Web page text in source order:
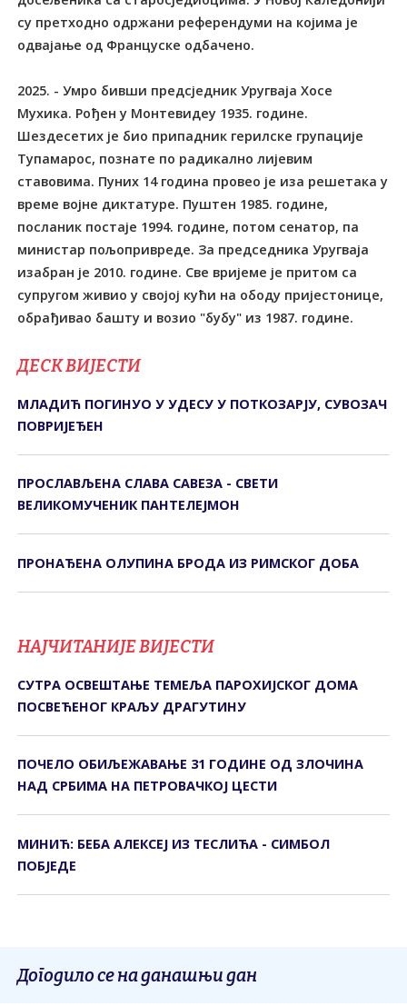
ДЕСК ВИЈЕСТИ
МЛАДИЋ ПОГИНУО У УДЕСУ У ПОТКОЗАРЈУ, СУВОЗАЧ
ПОВРИЈЕЂЕН
ПРОСЛАВЉЕНА СЛАВА САВЕЗА - СВЕТИ
ВЕЛИКОМУЧЕНИК ПАНТЕЛЕЈМОН
ПРОНАЂЕНА ОЛУПИНА БРОДА ИЗ РИМСКОГ ДОБА
НАЈЧИТАНИЈЕ ВИЈЕСТИ
СУТРА ОСВЕШТАЊЕ ТЕМЕЉА ПАРОХИЈСКОГ ДОМА
ПОСВЕЋЕНОГ КРАЉУ ДРАГУТИНУ
ПОЧЕЛО ОБИЉЕЖАВАЊЕ 31 ГОДИНЕ ОД ЗЛОЧИНА
НАД СРБИМА НА ПЕТРОВАЧКОЈ ЦЕСТИ
МИНИЋ: БЕБА АЛЕКСЕЈ ИЗ ТЕСЛИЋА - СИМБОЛ
ПОБЈЕДЕ
Догодило се на данашњи дан